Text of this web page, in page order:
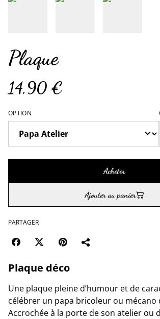
Plaque
14,90 €
OPTION
Acheter
Ajouter au panier
PARTAGER
Plaque déco
Une plaque pleine d’humour et de
célébrer un papa bricoleur ou mécano
Accrochée à la porte de son atelier ou